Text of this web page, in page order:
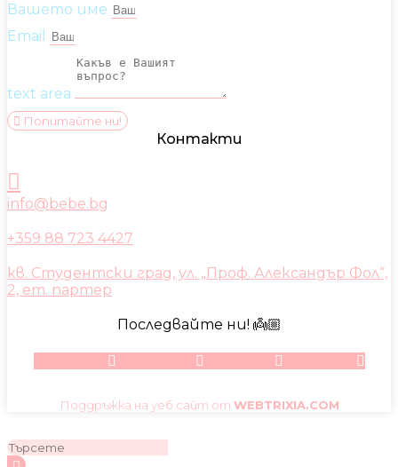
Вашето име
Email
text area
Попитайте ни!
Контакти
info@bebe.bg
+359 88 723 4427
кв. Студентски град, ул. „Проф. Александър Фол“,
2, ет. партер
Последвайте ни! 👼🏼
Поддръжка на уеб сайт от WEBTRIXIA.COM